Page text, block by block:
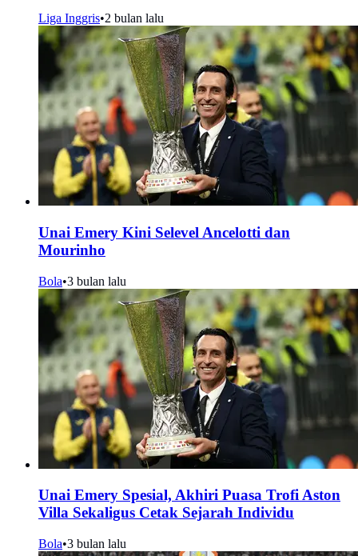
Liga Inggris•2 bulan lalu
Unai Emery Kini Selevel Ancelotti dan
Mourinho
Bola•3 bulan lalu
Unai Emery Spesial, Akhiri Puasa Trofi Aston
Villa Sekaligus Cetak Sejarah Individu
Bola•3 bulan lalu